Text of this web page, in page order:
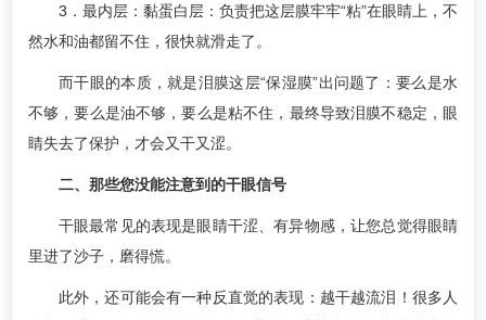
3．最内层：黏蛋白层：负责把这层膜牢牢“粘”在眼睛上，不
然水和油都留不住，很快就滑走了。
而干眼的本质，就是泪膜这层“保湿膜”出问题了：要么是水
不够，要么是油不够，要么是粘不住，最终导致泪膜不稳定，眼
睛失去了保护，才会又干又涩。
二、那些您没能注意到的干眼信号
干眼最常见的表现是眼睛干涩、有异物感，让您总觉得眼睛
里进了沙子，磨得慌。
此外，还可能会有一种反直觉的表现：越干越流泪！很多人